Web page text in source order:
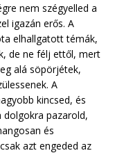
nem szégyelled a
igazán erős. A
elhallgatott témák,
de ne félj ettől, mert
alá söpörjétek,
A
kincsed, és
pazarold,
és
azt engeded az